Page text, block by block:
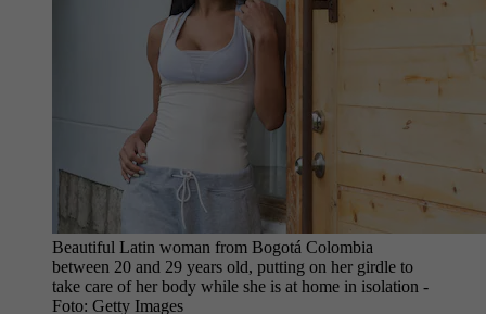
Beautiful Latin woman from Bogotá Colombia
between 20 and 29 years old, putting on her girdle to
take care of her body while she is at home in isolation -
Foto: Getty Images